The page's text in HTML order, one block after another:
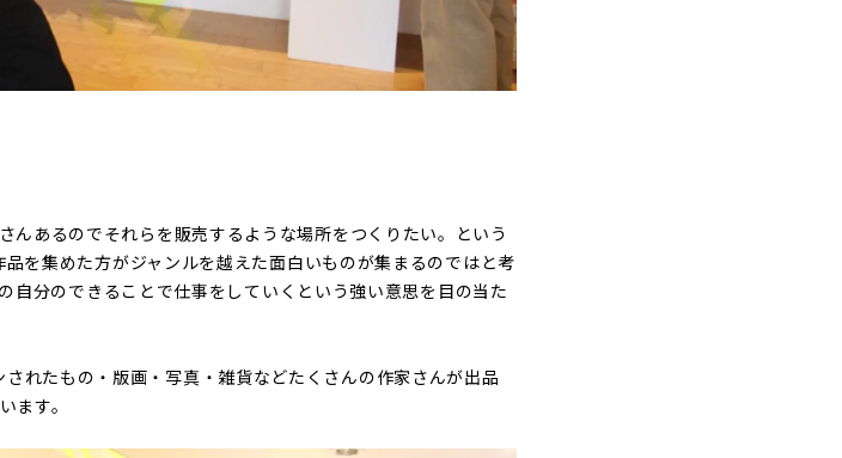
んあるのでそれらを販売するような場所をつくりたい。という
を集めた方がジャンルを越えた面白いものが集まるのではと考
分のできることで仕事をしていくという強い意思を目の当た
れたもの・版画・写真・雑貨などたくさんの作家さんが出品
ます。